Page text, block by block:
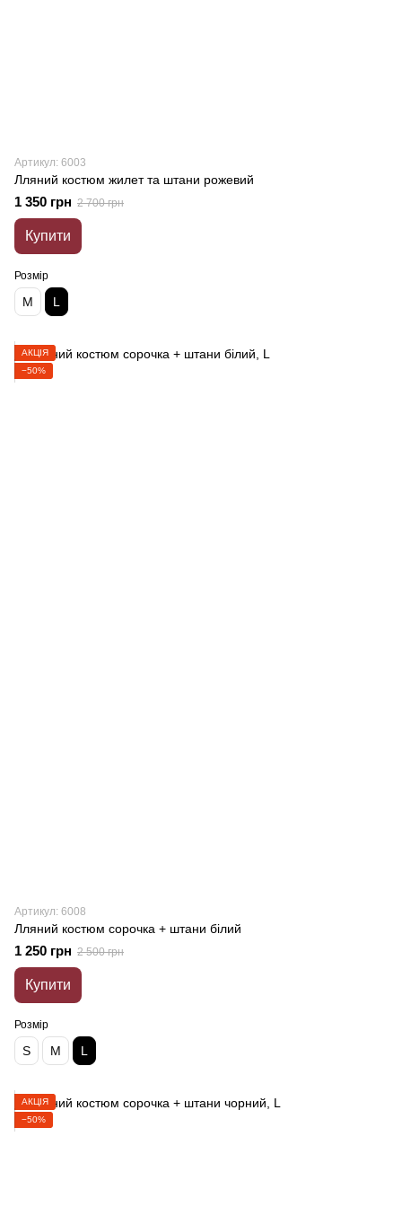
Артикул: 6003
Лляний костюм жилет та штани рожевий
1 350 грн 2 700 грн
Купити
Розмір
M L
АКЦІЯ
−50%
Артикул: 6008
Лляний костюм сорочка + штани білий
1 250 грн 2 500 грн
Купити
Розмір
S M L
АКЦІЯ
−50%